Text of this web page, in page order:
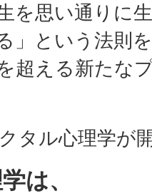
を思い通りに
」という法則
超える新たな
タル心理学が
は、